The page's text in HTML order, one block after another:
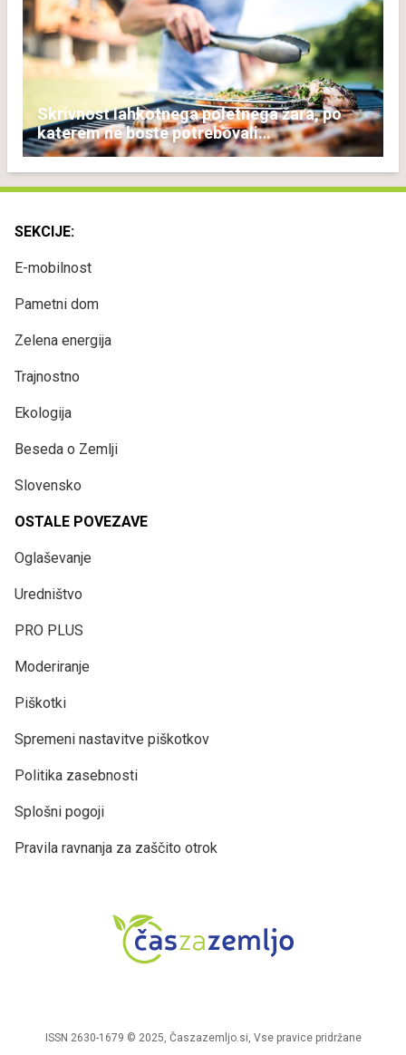
Skrivnost lahkotnega poletnega žara, po
katerem ne boste potrebovali
popoldanskega spanca
SEKCIJE:
E-mobilnost
Pametni dom
Zelena energija
Trajnostno
Ekologija
Beseda o Zemlji
Slovensko
OSTALE POVEZAVE
Oglaševanje
Uredništvo
PRO PLUS
Moderiranje
Piškotki
Spremeni nastavitve piškotkov
Politika zasebnosti
Splošni pogoji
Pravila ravnanja za zaščito otrok
ISSN 2630-1679 © 2025, Časzazemljo.si, Vse pravice pridržane